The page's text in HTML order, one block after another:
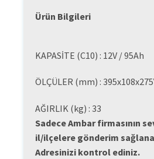
Ürün Bilgileri
KAPASİTE (C10) : 12V / 95Ah
ÖLÇÜLER (mm) :
AĞIRLIK (kg) : 33
Sadece Ambar firmasının
il/ilçelere gönderim
Adresinizi kontrol ediniz.